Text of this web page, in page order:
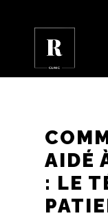
AIDÉ
: LE